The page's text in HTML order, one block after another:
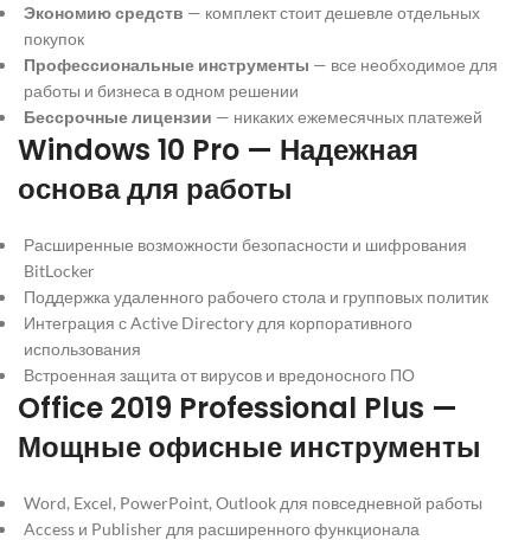
Экономию средств — комплект стоит дешевле отдельных
покупок
Профессиональные инструменты — все необходимое для
работы и бизнеса в одном решении
Бессрочные лицензии — никаких ежемесячных платежей
Windows 10 Pro — Надежная
основа для работы
Расширенные возможности безопасности и шифрования
BitLocker
Поддержка удаленного рабочего стола и групповых политик
Интеграция с Active Directory для корпоративного
использования
Встроенная защита от вирусов и вредоносного ПО
Office 2019 Professional Plus —
Мощные офисные инструменты
Word, Excel, PowerPoint, Outlook для повседневной работы
Access и Publisher для расширенного функционала